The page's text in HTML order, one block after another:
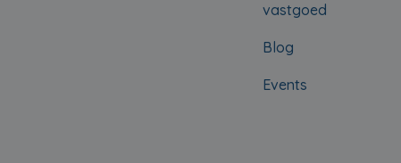
vastgoed
Blog
Events